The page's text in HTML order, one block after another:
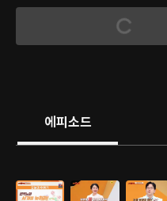
에피소드